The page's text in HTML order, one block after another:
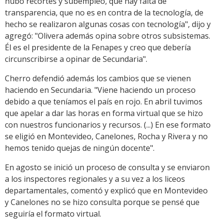
transparencia, que no es en contra de la tecnología, de
hecho se realizaron algunas cosas con tecnología", dijo y
agregó: "Olivera además opina sobre otros subsistemas.
Él es el presidente de la Fenapes y creo que debería
circunscribirse a opinar de Secundaria".
Cherro defendió además los cambios que se vienen
haciendo en Secundaria. "Viene haciendo un proceso
debido a que teníamos el país en rojo. En abril tuvimos
que apelar a dar las horas en forma virtual que se hizo
con nuestros funcionarios y recursos. (...) En ese formato
se eligió en Montevideo, Canelones, Rocha y Rivera y no
hemos tenido quejas de ningún docente".
En agosto se inició un proceso de consulta y se enviaron
a los inspectores regionales y a su vez a los liceos
departamentales, comentó y explicó que en Montevideo
y Canelones no se hizo consulta porque se pensé que
seguiría el formato virtual.